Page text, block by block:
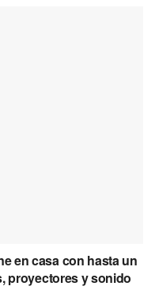
en casa con hasta un
proyectores y sonido